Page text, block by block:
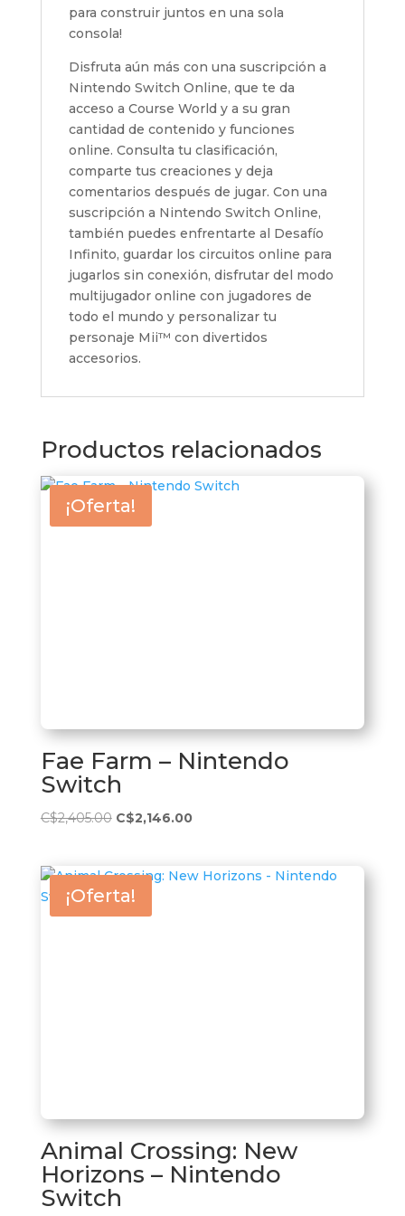
para construir juntos en una sola
consola!
Disfruta aún más con una suscripción a
Nintendo Switch Online, que te da
acceso a Course World y a su gran
cantidad de contenido y funciones
online. Consulta tu clasificación,
comparte tus creaciones y deja
comentarios después de jugar. Con una
suscripción a Nintendo Switch Online,
también puedes enfrentarte al Desafío
Infinito, guardar los circuitos online para
jugarlos sin conexión, disfrutar del modo
multijugador online con jugadores de
todo el mundo y personalizar tu
personaje Mii™ con divertidos
accesorios.
Productos relacionados
¡Oferta!
Fae Farm – Nintendo
Switch
C$2,405.00 El
era:
C$2,405.00.
C$2,146.00El
es:
¡Oferta!
Animal Crossing: New
Horizons – Nintendo
Switch